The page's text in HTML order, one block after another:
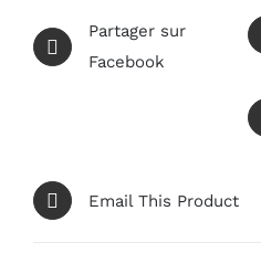
Partager sur
Facebook
Email This Product